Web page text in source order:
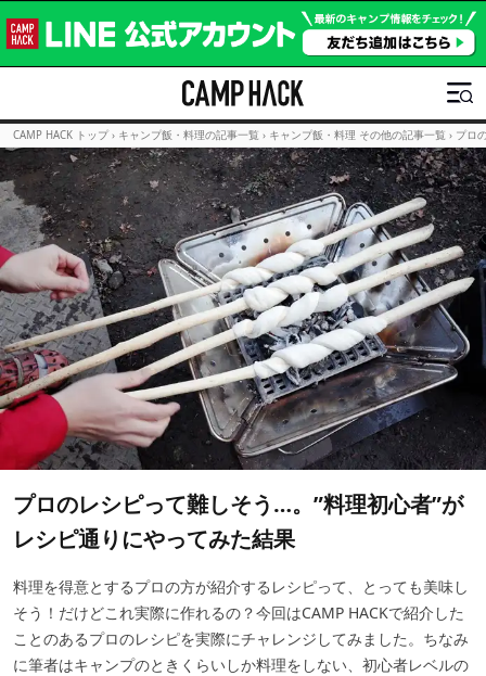
CAMP HACK トップ › キャンプ飯・料理の記事一覧 › キャンプ飯・料理 その他の記事一覧 › プロ
プロのレシピって難しそう…。”料理初心者”が
レシピ通りにやってみた結果
料理を得意とするプロの方が紹介するレシピって、とっても美味し
そう！だけどこれ実際に作れるの？今回はCAMP HACKで紹介した
ことのあるプロのレシピを実際にチャレンジしてみました。ちなみ
に筆者はキャンプのときくらいしか料理をしない、初心者レベルの